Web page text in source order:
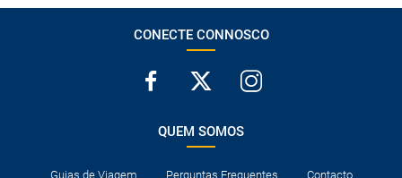
do Ramadão possui uma enorme importância para os seus
residentes. Durante o Ramadão o entretenimento e o álcool
estarão restringidos na maior parte do país. A venda de
álcool estará interdita em diversos locais, embora alguns
período, podem reduzir o horário de atendimento ao cliente.
CONECTE CONNOSCO
QUEM SOMOS
Guias de Viagem Perguntas Frequentes Contacto